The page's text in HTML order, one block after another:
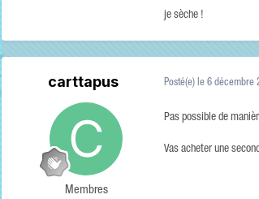
je sèche !
carttapus
Membres
Posté(e) le 6 décembre
Pas possible de
Vas acheter une